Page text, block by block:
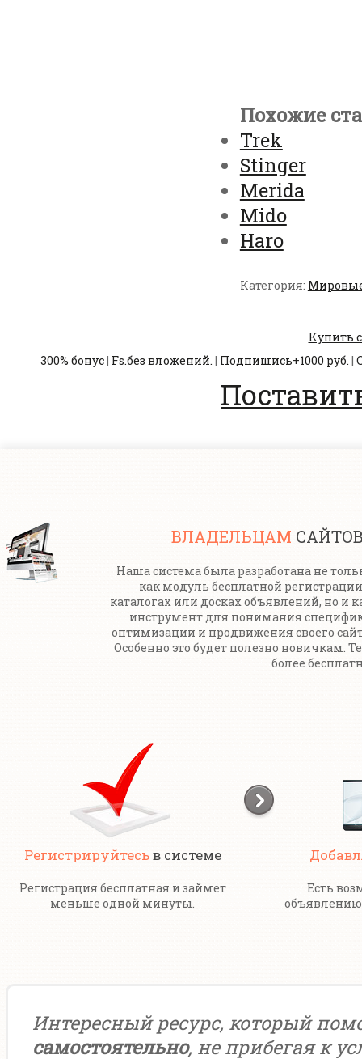
Похожие
Trek
Stinger
Merida
Mido
Haro
Категория:
Купить
300% бонус| Fs.без вложений. | Подпишись+1000 руб. |
ВЛАДЕЛЬЦАМ
Наша система была разработана не
как модуль бесплатной
каталогах или досках объявлений, но и
инструмент для понимания
оптимизации и продвижения своего
Особенно это будет полезно новичкам.
более
Регистрируйтесьв системе
Регистрация бесплатная и займет
меньше одной минуты.
Есть
Интересный ресурс, который
самостоятельно, не прибегая к